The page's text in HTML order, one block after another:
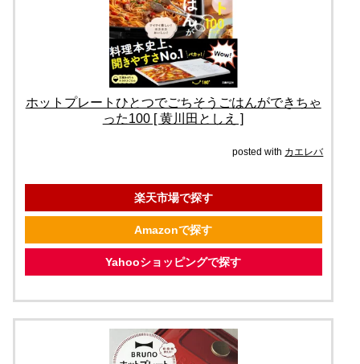
ホットプレートひとつでごちそうごはんができちゃ
った100 [ 黄川田としえ ]
posted with カエレバ
楽天市場で探す
Amazonで探す
Yahooショッピングで探す